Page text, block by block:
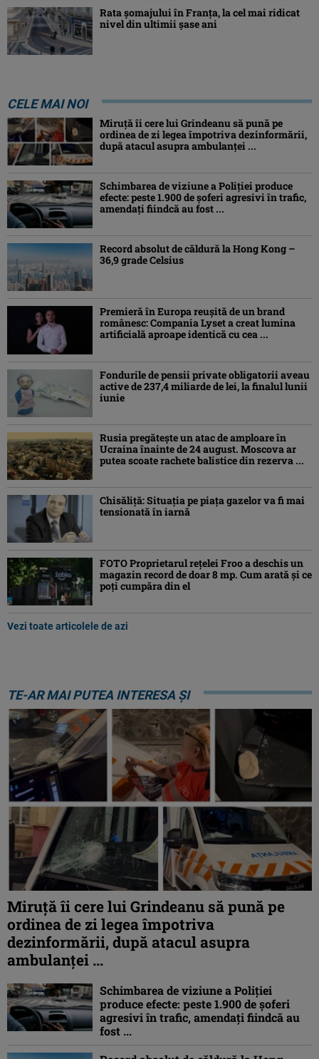
Rata şomajului în Franța, la cel mai ridicat
nivel din ultimii şase ani
CELE MAI NOI
Miruţă îi cere lui Grindeanu să pună pe
ordinea de zi legea împotriva dezinformării,
după atacul asupra ambulanței ...
Schimbarea de viziune a Poliţiei produce
efecte: peste 1.900 de şoferi agresivi în trafic,
amendaţi fiindcă au fost ...
Record absolut de căldură la Hong Kong –
36,9 grade Celsius
Premieră în Europa reușită de un brand
românesc: Compania Lyset a creat lumina
artificială aproape identică cu cea ...
Fondurile de pensii private obligatorii aveau
active de 237,4 miliarde de lei, la finalul lunii
iunie
Rusia pregătește un atac de amploare în
Ucraina înainte de 24 august. Moscova ar
putea scoate rachete balistice din rezerva ...
Chisăliţă: Situaţia pe piaţa gazelor va fi mai
tensionată în iarnă
FOTO Proprietarul rețelei Froo a deschis un
magazin record de doar 8 mp. Cum arată și ce
poți cumpăra din el
Vezi toate articolele de azi
TE-AR MAI PUTEA INTERESA ȘI
Miruţă îi cere lui Grindeanu să pună pe
ordinea de zi legea împotriva
dezinformării, după atacul asupra
ambulanței ...
Schimbarea de viziune a Poliţiei
produce efecte: peste 1.900 de şoferi
agresivi în trafic, amendaţi fiindcă au
fost ...